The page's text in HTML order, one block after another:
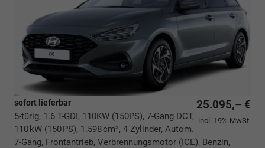
25.095,– €
incl. 19% MwSt.
sofort lieferbar
5-türig, 1.6 T-GDI, 110KW (150PS), 7-Gang DCT,
110 kW (150 PS), 1.598 cm³, 4 Zylinder, Autom.
7-Gang, Frontantrieb, Verbrennungsmotor (ICE), Benzin,